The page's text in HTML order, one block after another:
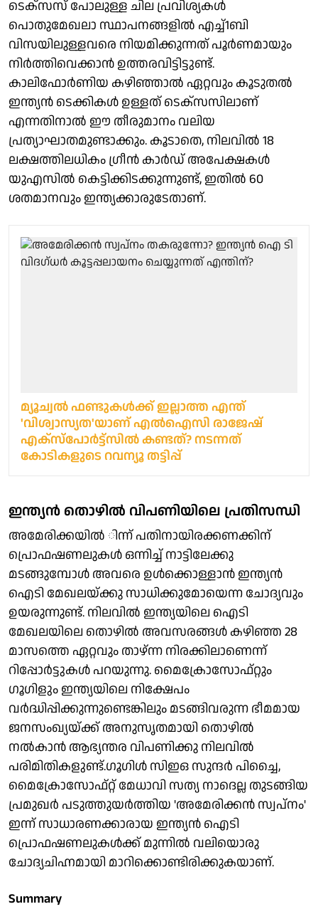
ടെക്‌സസ് പോലുള്ള ചില പ്രവിശ്യകള്‍
പൊതുമേഖലാ സ്ഥാപനങ്ങളില്‍ എച്ച്1ബി
വിസയിലുള്ളവരെ നിയമിക്കുന്നത് പൂര്‍ണമായും
നിര്‍ത്തിവെക്കാന്‍ ഉത്തരവിട്ടിട്ടുണ്ട്.
കാലിഫോര്‍ണിയ കഴിഞ്ഞാല്‍ ഏറ്റവും കൂടുതല്‍
ഇന്ത്യന്‍ ടെക്കികള്‍ ഉള്ളത് ടെക്‌സസിലാണ്
എന്നതിനാല്‍ ഈ തീരുമാനം വലിയ
പ്രത്യാഘാതമുണ്ടാക്കും. കൂടാതെ, നിലവില്‍ 18
ലക്ഷത്തിലധികം ഗ്രീന്‍ കാര്‍ഡ് അപേക്ഷകള്‍
യുഎസില്‍ കെട്ടിക്കിടക്കുന്നുണ്ട്, ഇതില്‍ 60
ശതമാനവും ഇന്ത്യക്കാരുടേതാണ്.
മ്യൂച്വല്‍ ഫണ്ടുകള്‍ക്ക് ഇല്ലാത്ത എന്ത്
'വിശ്വാസ്യത'യാണ് എൽഐസി രാജേഷ്
എക്‌സ്‌പോര്‍ട്ട്‌സില്‍ കണ്ടത്? നടന്നത്
കോടികളുടെ റവന്യൂ തട്ടിപ്പ്
ഇന്ത്യന്‍ തൊഴില്‍ വിപണിയിലെ പ്രതിസന്ധി
അമേരിക്കയില്‍ ിന്ന് പതിനായിരക്കണക്കിന്
പ്രൊഫഷണലുകള്‍ ഒന്നിച്ച് നാട്ടിലേക്കു
മടങ്ങുമ്പോള്‍ അവരെ ഉള്‍ക്കൊള്ളാന്‍ ഇന്ത്യന്‍
ഐടി മേഖലയ്ക്കു സാധിക്കുമോയെന്ന ചോദ്യവും
ഉയരുന്നുണ്ട്. നിലവില്‍ ഇന്ത്യയിലെ ഐടി
മേഖലയിലെ തൊഴില്‍ അവസരങ്ങള്‍ കഴിഞ്ഞ 28
മാസത്തെ ഏറ്റവും താഴ്ന്ന നിരക്കിലാണെന്ന്
റിപ്പോര്‍ട്ടുകള്‍ പറയുന്നു. മൈക്രോസോഫ്റ്റും
ഗൂഗിളും ഇന്ത്യയിലെ നിക്ഷേപം
വര്‍ദ്ധിപ്പിക്കുന്നുണ്ടെങ്കിലും മടങ്ങിവരുന്ന ഭീമമായ
ജനസംഖ്യയ്ക്ക് അനുസൃതമായി തൊഴില്‍
നല്‍കാന്‍ ആഭ്യന്തര വിപണിക്കു നിലവില്‍
പരിമിതികളുണ്ട്.ഗൂഗിള്‍ സിഇഒ സുന്ദര്‍ പിച്ചൈ,
മൈക്രോസോഫ്റ്റ് മേധാവി സത്യ നാദെല്ല തുടങ്ങിയ
പ്രമുഖര്‍ പടുത്തുയര്‍ത്തിയ 'അമേരിക്കന്‍ സ്വപ്നം'
ഇന്ന് സാധാരണക്കാരായ ഇന്ത്യന്‍ ഐടി
പ്രൊഫഷണലുകള്‍ക്ക് മുന്നില്‍ വലിയൊരു
ചോദ്യചിഹ്നമായി മാറിക്കൊണ്ടിരിക്കുകയാണ്.
Summary